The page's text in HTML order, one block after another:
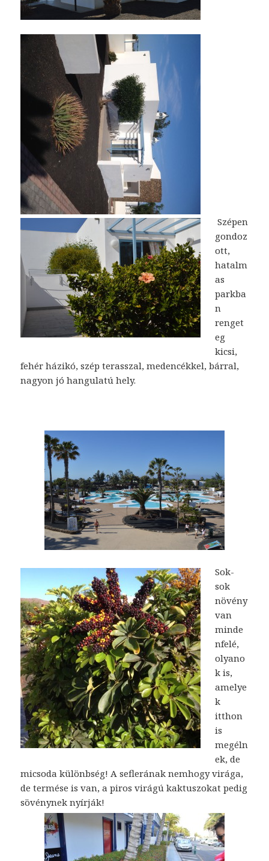
Szépen
gondoz
ott,
hatalm
as
parkba
n
renget
eg
kicsi,
fehér házikó, szép terasszal, medencékkel, bárral,
nagyon jó hangulatú hely.
Sok-
sok
növény
van
minde
nfelé,
olyano
k is,
amelye
k
itthon
is
megéln
ek, de
micsoda különbség! A seflerának nemhogy virága,
de termése is van, a piros virágú kaktuszokat pedig
sövénynek nyírják!